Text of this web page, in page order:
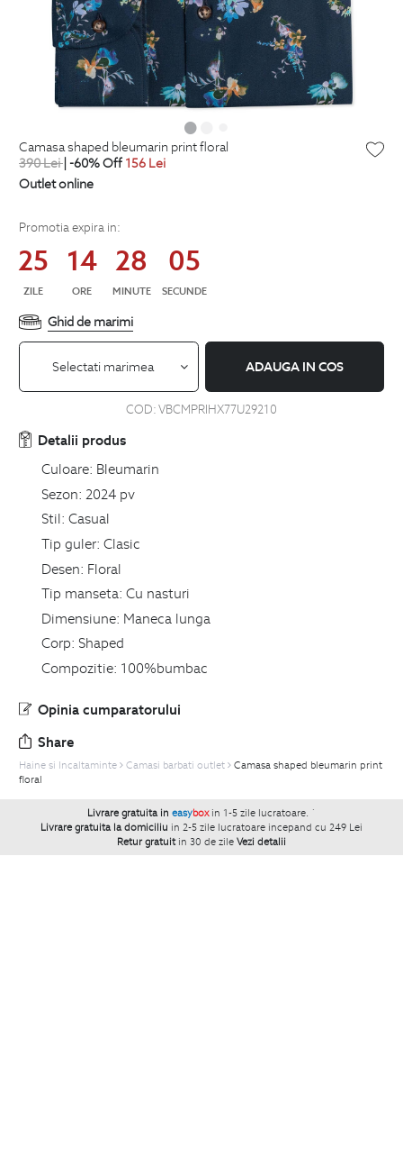
camasa shaped bleumarin print floral
390Lei| -60% Off 156 Lei
Outlet online
Promotia expira in:
25
ZILE
14
ORE
28
MINUTE
05
SECUNDE
Ghid de marimi
Selectati marimea ADAUGA IN COS
COD:VBCMPRIHX77U29210
Detalii produs
Culoare: Bleumarin
Sezon: 2024 pv
Stil: Casual
Tip guler: Clasic
Desen: Floral
Tip manseta: Cu nasturi
Dimensiune: Maneca lunga
Corp: Shaped
Compozitie: 100%bumbac
Opinia cumparatorului
Share
Haine si Incaltaminte Camasi barbati outlet
Camasa shaped bleumarin print
floral
Livrare gratuita in easybox in 1-5 zile lucratoare. `
Livrare gratuita la domiciliu in 2-5 zile lucratoare incepand cu 249 Lei
Retur gratuit in 30 de zile Vezi detalii